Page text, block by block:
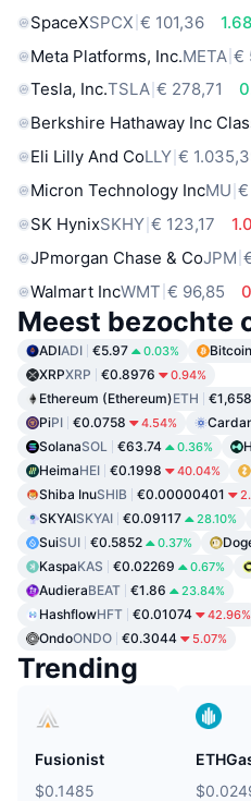
SpaceXSPCX € 101,36
Meta Platforms, Inc.META €
Tesla, Inc.TSLA € 278,71
Berkshire Hathaway Inc
Eli Lilly And CoLLY €
Micron Technology IncMU
SK HynixSKHY € 123,17
JPmorgan Chase & CoJPM
Walmart IncWMT € 96,85
Meest bezochte
ADIADI €5.97 0.03% Bitcoin
XRPXRP €0.8976 0.94%
Ethereum (Ethereum)ETH
PiPI €0.0758 4.54%
SolanaSOL €63.74 0.36%
HeimaHEI €0.1998 40.04%
Shiba InuSHIB €0.00000401
SKYAISKYAI €0.09117 28.10%
SuiSUI €0.5852 0.37%
KaspaKAS €0.02269 0.67%
AudieraBEAT €1.86 23.84%
HashflowHFT €0.01074 42.96%
OndoONDO €0.3044 5.07%
Trending
Fusionist
$0.1485